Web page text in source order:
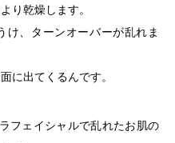
り乾燥します。
け、ターンオーバーが乱れま
に出てくるんです。
フェイシャルで乱れたお肌の